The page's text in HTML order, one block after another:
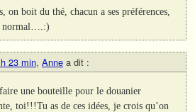
on boit du thé, chacun a ses préférences,
normal….:)
23 min, Anne a dit :
une bouteille pour le douanier
toi!!!Tu as de ces idées, je crois qu’on